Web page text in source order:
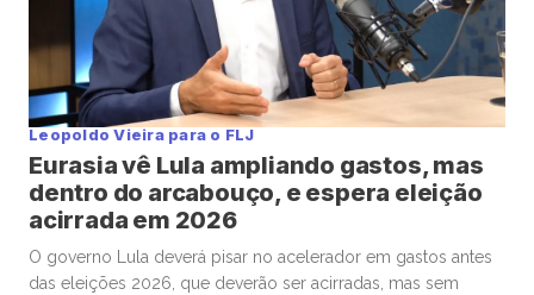
Leopoldo Vieira para o FLJ
Eurasia vê Lula ampliando gastos, mas
dentro do arcabouço, e espera eleição
acirrada em 2026
O governo Lula deverá pisar no acelerador em gastos antes
das eleições 2026, que deverão ser acirradas, mas sem